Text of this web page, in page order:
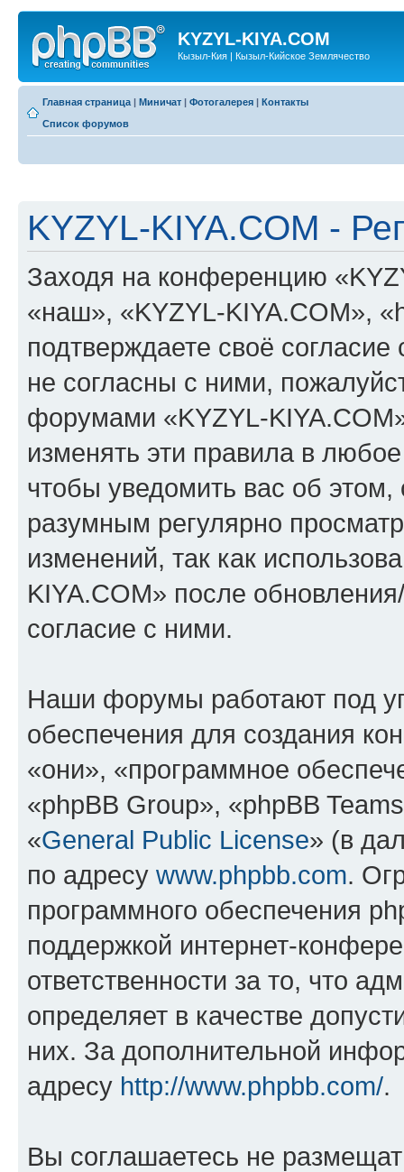
KYZYL-KIYA.COM
Кызыл-Кия | Кызыл-Кийское Землячество
Главная страница | Миничат | Фотогалерея | Контакты
Список форумов
KYZYL-KIYA.COM -
Заходя на конференцию
«наш», «KYZYL-KIYA.COM»,
подтверждаете своё
не согласны с ними,
форумами «KYZYL-
изменять эти правила в
чтобы уведомить вас об
разумным регулярно
изменений, так как
KIYA.COM» после
согласие с ними.
Наши форумы работают под
обеспечения для создания
«они», «программное
«phpBB Group», «phpBB
«General Public License» (в
по адресу www.phpbb.com.
программного обеспечения
поддержкой интернет-
ответственности за то, что
определяет в качестве
них. За дополнительной
адресу http://www.phpbb.com/.
Вы соглашаетесь не